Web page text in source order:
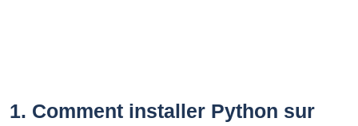
1. Comment installer Python sur